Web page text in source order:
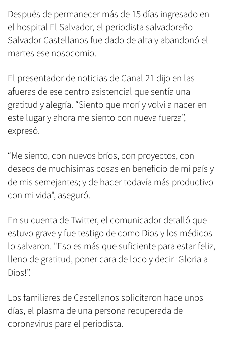
Después de permanecer más de 15 días ingresado en
el hospital El Salvador, el periodista salvadoreño
Salvador Castellanos fue dado de alta y abandonó el
martes ese nosocomio.
El presentador de noticias de Canal 21 dijo en las
afueras de ese centro asistencial que sentía una
gratitud y alegría. “Siento que morí y volví a nacer en
este lugar y ahora me siento con nueva fuerza”,
expresó.
“Me siento, con nuevos bríos, con proyectos, con
deseos de muchísimas cosas en beneficio de mi país y
de mis semejantes; y de hacer todavía más productivo
con mi vida", aseguró.
En su cuenta de Twitter, el comunicador detalló que
estuvo grave y fue testigo de como Dios y los médicos
lo salvaron. "Eso es más que suficiente para estar feliz,
lleno de gratitud, poner cara de loco y decir ¡Gloria a
Dios!”.
Los familiares de Castellanos solicitaron hace unos
días, el plasma de una persona recuperada de
coronavirus para el periodista.